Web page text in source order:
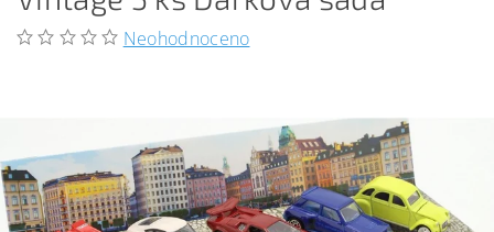
Neohodnoceno